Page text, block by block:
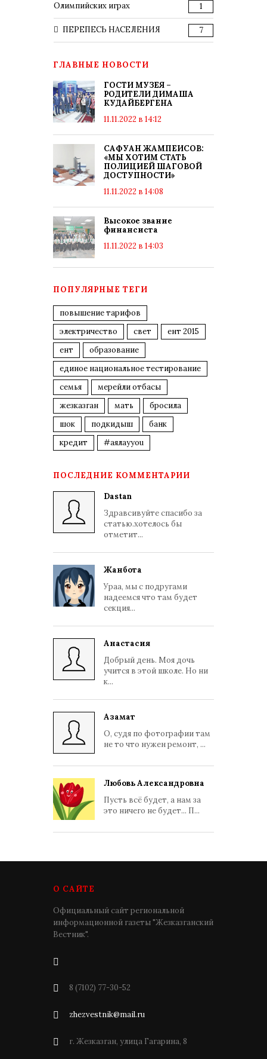
Олимпийских играх
1
ПЕРЕПЕСЬ НАСЕЛЕНИЯ 7
ГЛАВНЫЕ НОВОСТИ
ГОСТИ МУЗЕЯ –
РОДИТЕЛИ ДИМАША
КУДАЙБЕРГЕНА
11.11.2022 в 14:12
САФУАН ЖАМПЕИСОВ:
«МЫ ХОТИМ СТАТЬ
ПОЛИЦИЕЙ ШАГОВОЙ
ДОСТУПНОСТИ»
11.11.2022 в 14:08
Высокое звание
финансиста
11.11.2022 в 14:03
ПОПУЛЯРНЫЕ ТЕГИ
повышение тарифов
электричество
свет
ент 2015
ент
образование
единое национальное тестирование
семья
мерейли отбасы
жезказган
мать
бросила
шок
подкидыш
банк
кредит
#аялауyou
ПОСЛЕДНИЕ КОММЕНТАРИИ
Dastan
Здравсивуйте спасибо за
статью.хотелось бы
отметит...
Жанбота
Ураа, мы с подругами
надеемся что там будет
секция...
Анастасия
Добрый день. Моя дочь
учится в этой школе. Но ни
к...
Азамат
О, судя по фотографии там
не то что нужен ремонт, ...
Любовь Александровна
Пусть всё будет, а нам за
это ничего не будет... П...
О САЙТЕ
Официальный сайт региональной
информационной газеты "Жезказганский
Вестник".
8 (7102) 77-30-52
zhezvestnik@mail.ru
г. Жезказган, улица Гагарина, 8